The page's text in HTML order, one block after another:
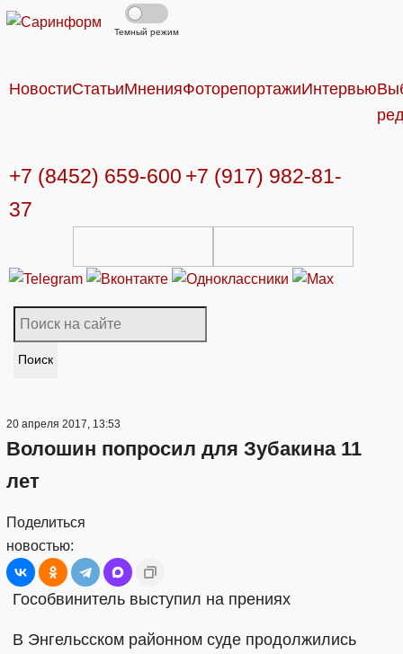
Темный режим
НовостиСтатьиМненияФоторепортажиИнтервью
+7 (8452) 659-600 +7 (917) 982-81-
37
Поиск
20 апреля 2017, 13:53
Волошин попросил для Зубакина 11
лет
Поделиться
новостью:
Гособвинитель выступил на прениях
В Энгельсском районном суде продолжились